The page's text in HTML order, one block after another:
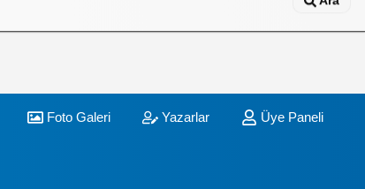
Foto Galeri Yazarlar Üye Paneli